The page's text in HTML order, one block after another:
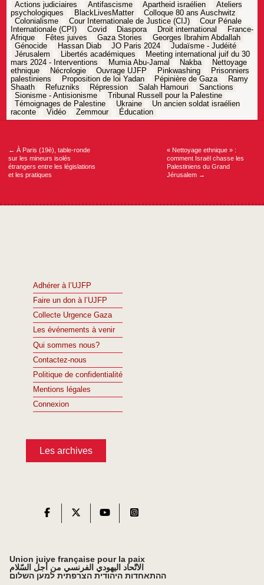
Actions judiciaires Antifascisme Apartheid israélien
Ateliers
psychologiques
BlackLivesMatter
Colloque 80 ans Auschwitz
Colonialisme
Cour Internationale de Justice (CIJ)
Cour Pénale
Internationale (CPI)
Covid Diaspora Droit international
France-
Afrique
Fêtes juives Gaza Stories
Georges Ibrahim Abdallah
Génocide
Hassan Diab JO Paris 2024
Judaïsme - Judéité
Jérusalem
Libertés académiques
Meeting international juif du 30
mars 2024 - Interventions
Mumia Abu-Jamal Nakba
Nettoyage
ethnique
Nécrologie Ouvrage UJFP Pinkwashing
Prisonniers
palestiniens
Proposition de loi Yadan Pépinière de Gaza
Ramy
Shaath
Refuzniks Répression Salah Hamouri
Sanctions
Sionisme - Antisionisme
Tribunal Russell pour la Palestine
Témoignages de Palestine
Ukraine
Un ancien soldat israélien
raconte
Vidéo Zemmour Éducation
Navigation
← À Paris (19è), table-ronde
sur les mineurs isolés
étrangers entre les législations
et les pratiques
« Nettoyage ethnique » :
comment Israël chasse les
Palestiniens du Grand
Jérusalem →
Adhérer à l’UJFP
Faire un don à l’UJFP
Collecte Urgence Gaza
Les événements à venir
Qui sommes nous?
Contactez-nous
Politique de confidentialité
Mentions légales
Connexion
Les archives
Union juive française pour la paix
الاتّحاد اليهودي الفرنسي من أجل السّلام
ההתאחדות היהודית הצרפתית למען השלום